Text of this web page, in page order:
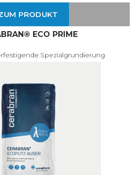
PRODUKT
ECO PRIME
Spezialgrundierung